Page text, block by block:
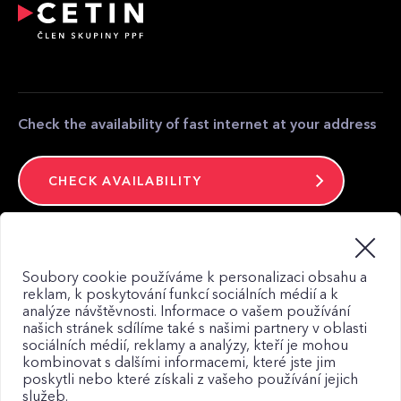
equipment
Check the availability of fast internet at your address
CHECK AVAILABILITY
Web map
Soubory cookie používáme k personalizaci obsahu a
reklam, k poskytování funkcí sociálních médií a k
analýze návštěvnosti. Informace o vašem používání
našich stránek sdílíme také s našimi partnery v oblasti
sociálních médií, reklamy a analýzy, kteří je mohou
kombinovat s dalšími informacemi, které jste jim
poskytli nebo které získali z vašeho používání jejich
služeb.